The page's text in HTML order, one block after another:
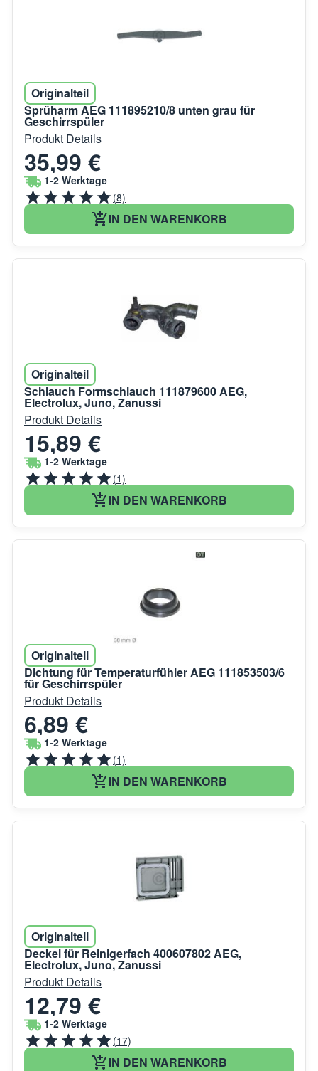
Originalteil
Sprüharm AEG 111895210/8 unten grau für
Geschirrspüler
Produkt Details
35,99 €
1-2 Werktage
(8)
IN DEN WARENKORB
Originalteil
Schlauch Formschlauch 111879600 AEG,
Electrolux, Juno, Zanussi
Produkt Details
15,89 €
1-2 Werktage
(1)
IN DEN WARENKORB
Originalteil
Dichtung für Temperaturfühler AEG 111853503/6
für Geschirrspüler
Produkt Details
6,89 €
1-2 Werktage
(1)
IN DEN WARENKORB
Originalteil
Deckel für Reinigerfach 400607802 AEG,
Electrolux, Juno, Zanussi
Produkt Details
12,79 €
1-2 Werktage
(17)
IN DEN WARENKORB